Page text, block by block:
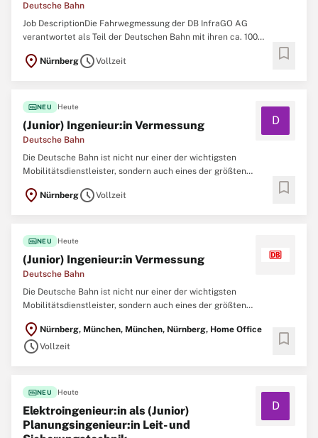
Deutsche Bahn
Job DescriptionDie Fahrwegmessung der DB InfraGO AG
verantwortet als Teil der Deutschen Bahn mit ihren ca. 100
durchgehenden Hauptgleisen, Oberleitungen und Weichen für das
location_on NürnbergscheduleVollzeit bookmark
fiber_newNEU Heute
(Junior) Ingenieur:in Vermessung
Deutsche Bahn
D
Die Deutsche Bahn ist nicht nur einer der wichtigsten
Mobilitätsdienstleister, sondern auch eines der größten
Ingenieurbüros Deutschlands. Um neue Brücken, Tunnel, Bahnhöfe,
Gleise und Signalanlagen zu realisieren und nachhaltig instand zu
location_on NürnbergscheduleVollzeit bookmark
fiber_newNEU Heute
(Junior) Ingenieur:in Vermessung
Deutsche Bahn
Die Deutsche Bahn ist nicht nur einer der wichtigsten
Mobilitätsdienstleister, sondern auch eines der größten
Gleise und Signalanlagen zu realisieren und nachhaltig instand zu
halten, arbeiten aktuell mehr als 10.000
location_on Nürnberg, München, München, Nürnberg, Home Office
scheduleVollzeit bookmark
fiber_newNEU Heute
Elektroingenieur:in als (Junior)
Planungsingenieur:in Leit- und
D